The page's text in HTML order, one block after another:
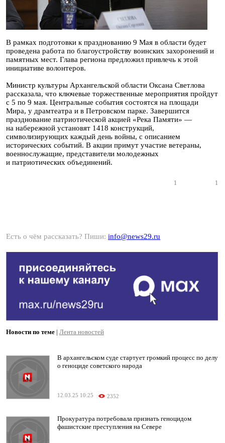
В рамках подготовки к празднованию 9 Мая в области будет
проведена работа по благоустройству воинских захоронений и
памятных мест. Глава региона предложил привлечь к этой
инициативе волонтеров.
Министр культуры Архангельской области Оксана Светлова
рассказала, что ключевые торжественные мероприятия пройдут
с 5 по 9 мая. Центральные события состоятся на площади
Мира, у драмтеатра и в Петровском парке. Завершится
празднование патриотической акцией «Река Памяти» —
на набережной установят 1418 конструкций,
символизирующих каждый день войны, с описанием
исторических событий. В акции примут участие ветераны,
военнослужащие, представители молодежных
и патриотических объединений.
1 1
Есть о чём рассказать? Пиши: info@news29.ru
Новости по теме | Лента новостей
В архангельском суде стартует громкий процесс по делу
о геноциде советского народа
12.03.25 10:25 2352
Прокуратура потребовала признать геноцидом
фашистские преступления на Севере